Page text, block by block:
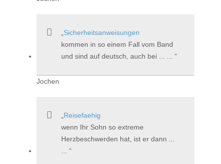
Sicherheitsanweisungen
kommen in so einem Fall vom Band
und sind auf deutsch, auch bei ... ...
Jochen
Reisefaehig
wenn Ihr Sohn so extreme
Herzbeschwerden hat, ist er dann ...
...